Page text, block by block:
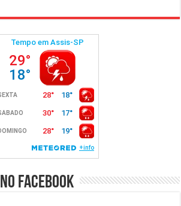
Facebook